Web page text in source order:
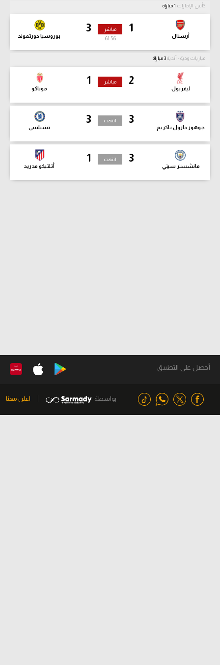
كأس الإمارات
1
أرسنال
3
بوروسيا دورتموند
مباشر
61:57
مباريات ودية - أندية
2
ليفربول
1
موناكو
مباشر
3
جوهور دارول تاكزيم
3
تشيلسي
انتهت
3
مانشستر سيتي
1
أتلتيكو مدريد
انتهت
أحصل على التطبيق
بواسطة اعلن معنا